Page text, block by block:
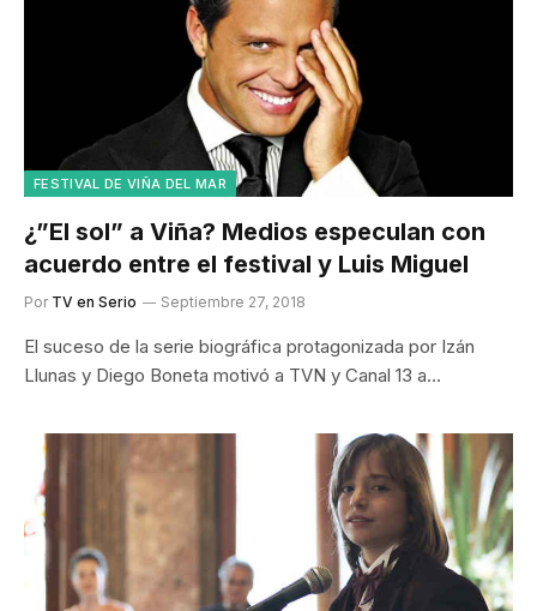
FESTIVAL DE VIÑA DEL MAR
¿”El sol” a Viña? Medios especulan con
acuerdo entre el festival y Luis Miguel
Por TV en Serio Septiembre 27, 2018
El suceso de la serie biográfica protagonizada por Izán
Llunas y Diego Boneta motivó a TVN y Canal 13 a…